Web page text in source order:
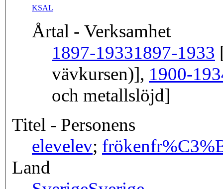
KSAL
Årtal - Verksamhet
1897-19331897-1933
vävkursen)], 1900-
och metallslöjd]
Titel - Personens
elevelev; fröken
Land